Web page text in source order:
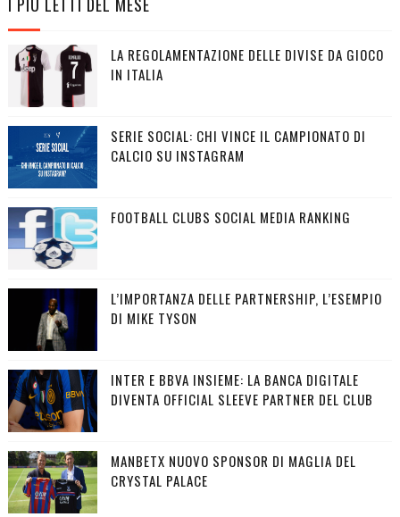
LA REGOLAMENTAZIONE DELLE DIVISE DA GIOCO
IN ITALIA
SERIE SOCIAL: CHI VINCE IL CAMPIONATO DI
CALCIO SU INSTAGRAM
FOOTBALL CLUBS SOCIAL MEDIA RANKING
L’IMPORTANZA DELLE PARTNERSHIP, L’ESEMPIO
DI MIKE TYSON
INTER E BBVA INSIEME: LA BANCA DIGITALE
DIVENTA OFFICIAL SLEEVE PARTNER DEL CLUB
MANBETX NUOVO SPONSOR DI MAGLIA DEL
CRYSTAL PALACE